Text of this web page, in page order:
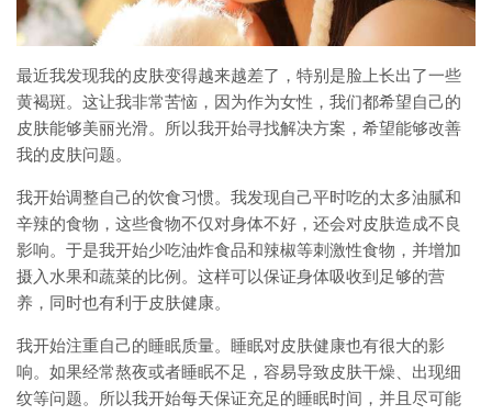
最近我发现我的皮肤变得越来越差了，特别是脸上长出了一些
黄褐斑。这让我非常苦恼，因为作为女性，我们都希望自己的
皮肤能够美丽光滑。所以我开始寻找解决方案，希望能够改善
我的皮肤问题。
我开始调整自己的饮食习惯。我发现自己平时吃的太多油腻和
辛辣的食物，这些食物不仅对身体不好，还会对皮肤造成不良
影响。于是我开始少吃油炸食品和辣椒等刺激性食物，并增加
摄入水果和蔬菜的比例。这样可以保证身体吸收到足够的营
养，同时也有利于皮肤健康。
我开始注重自己的睡眠质量。睡眠对皮肤健康也有很大的影
响。如果经常熬夜或者睡眠不足，容易导致皮肤干燥、出现细
纹等问题。所以我开始每天保证充足的睡眠时间，并且尽可能